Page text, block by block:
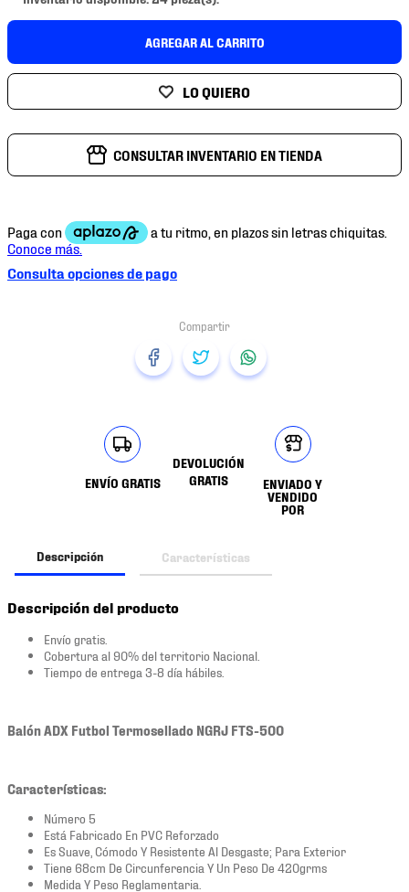
AGREGAR AL CARRITO
CONSULTAR INVENTARIO EN TIENDA
Consulta opciones de pago
ENVÍO GRATIS
DEVOLUCIÓN
GRATIS
ENVIADO Y
VENDIDO
POR
Descripción Características
Descripción del producto
Envío gratis.
Cobertura al 90% del territorio Nacional.
Tiempo de entrega 3-8 día hábiles.
Balón ADX Futbol Termosellado NGRJ FTS-500
Características:
Número 5
Está Fabricado En PVC Reforzado
Es Suave, Cómodo Y Resistente Al Desgaste; Para Exterior
Tiene 68cm De Circunferencia Y Un Peso De 420grms
Medida Y Peso Reglamentaria.
7.
chivas
9.
tenis niño
10. tenis nike